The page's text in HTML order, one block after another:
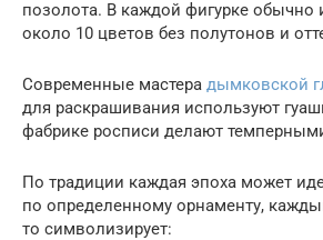
позолота. В каждой фигурке обычно
около 10 цветов без полутонов и
Современные мастера дымковской
для раскрашивания используют
фабрике росписи делают
По традиции каждая эпоха может
по определенному орнаменту,
то символизирует: